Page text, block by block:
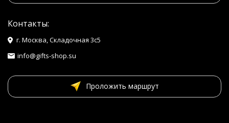
Контакты:
г. Москва, Складочная 3с5
info@gifts-shop.su
Проложить маршрут